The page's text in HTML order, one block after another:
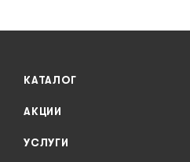
КАТАЛОГ
АКЦИИ
УСЛУГИ